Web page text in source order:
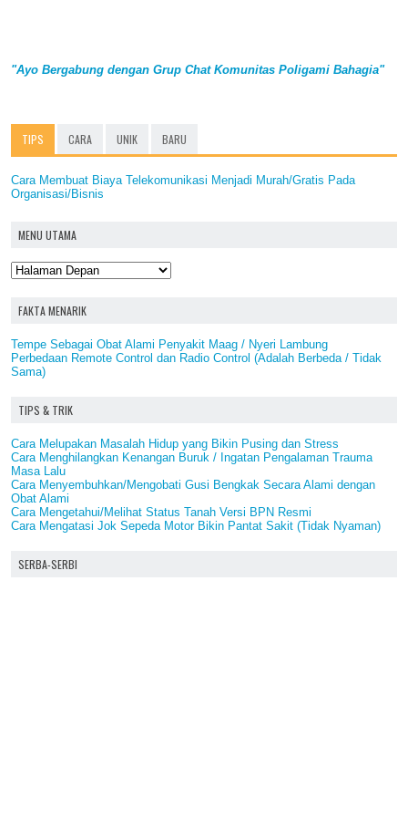
"Ayo Bergabung dengan Grup Chat Komunitas Poligami Bahagia"
TIPS CARA UNIK BARU
Cara Membuat Biaya Telekomunikasi Menjadi Murah/Gratis Pada
Organisasi/Bisnis
MENU UTAMA
FAKTA MENARIK
Tempe Sebagai Obat Alami Penyakit Maag / Nyeri Lambung
Perbedaan Remote Control dan Radio Control (Adalah Berbeda / Tidak
Sama)
TIPS & TRIK
Cara Melupakan Masalah Hidup yang Bikin Pusing dan Stress
Cara Menghilangkan Kenangan Buruk / Ingatan Pengalaman Trauma
Masa Lalu
Cara Menyembuhkan/Mengobati Gusi Bengkak Secara Alami dengan
Obat Alami
Cara Mengetahui/Melihat Status Tanah Versi BPN Resmi
Cara Mengatasi Jok Sepeda Motor Bikin Pantat Sakit (Tidak Nyaman)
SERBA-SERBI